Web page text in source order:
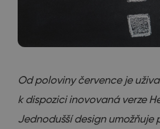
Od poloviny července je
k dispozici inovovaná verze
Jednodušší design umožňuje